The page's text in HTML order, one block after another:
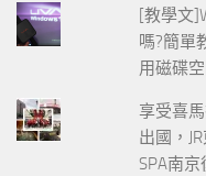
[教學文
嗎?簡單
用磁碟空
享受喜
出國，
SPA南